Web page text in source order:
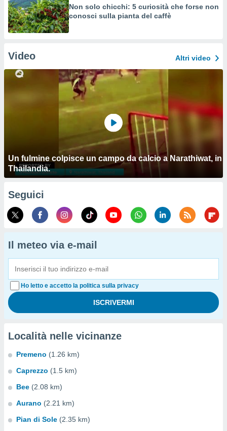
Non solo chicchi: 5 curiosità che forse non
conosci sulla pianta del caffè
Video Altri video
Un fulmine colpisce un campo da calcio a Narathiwat, in
Thailandia.
Seguici
Il meteo via e-mail
Ho letto e accetto la politica sulla privacy
Località nelle vicinanze
Premeno (1.26 km)
Caprezzo (1.5 km)
Bee (2.08 km)
Aurano (2.21 km)
Pian di Sole (2.35 km)